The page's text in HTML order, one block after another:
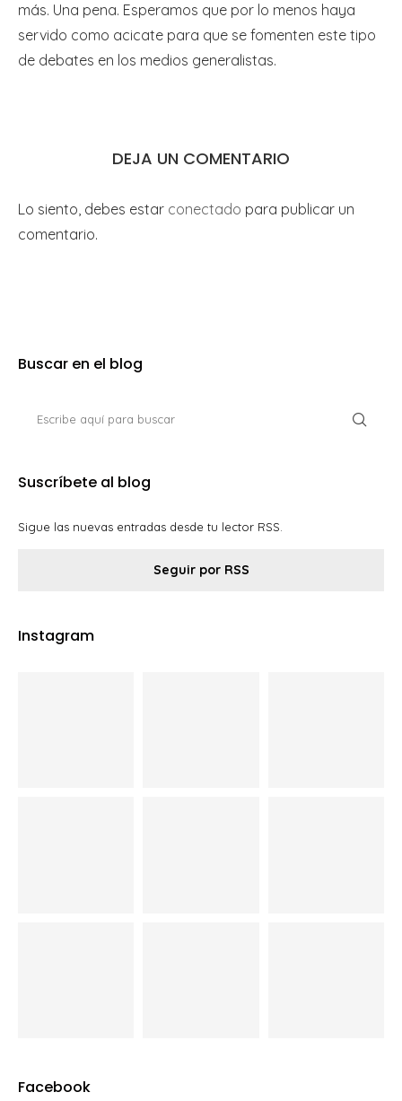
más. Una pena. Esperamos que por lo menos haya
servido como acicate para que se fomenten este tipo
de debates en los medios generalistas.
DEJA UN COMENTARIO
Lo siento, debes estar conectado para publicar un
comentario.
Buscar en el blog
Suscríbete al blog
Sigue las nuevas entradas desde tu lector RSS.
Seguir por RSS
Instagram
Facebook